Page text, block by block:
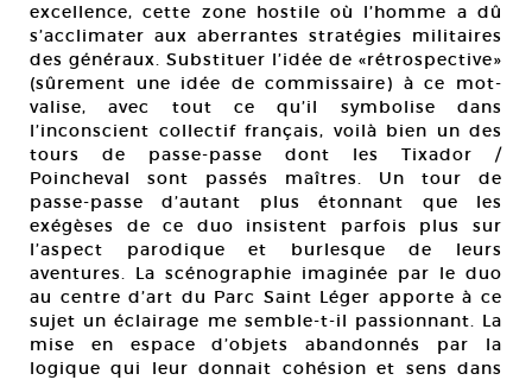
excellence, cette zone hostile où l’homme a dû
s’acclimater aux aberrantes stratégies militaires
des généraux. Substituer l’idée de «rétrospective»
(sûrement une idée de commissaire) à ce mot-
valise, avec tout ce qu’il symbolise dans
l’inconscient collectif français, voilà bien un des
tours de passe-passe dont les Tixador /
Poincheval sont passés maîtres. Un tour de
passe-passe d’autant plus étonnant que les
exégèses de ce duo insistent parfois plus sur
l’aspect parodique et burlesque de leurs
aventures. La scénographie imaginée par le duo
au centre d’art du Parc Saint Léger apporte à ce
sujet un éclairage me semble-t-il passionnant. La
mise en espace d’objets abandonnés par la
logique qui leur donnait cohésion et sens dans